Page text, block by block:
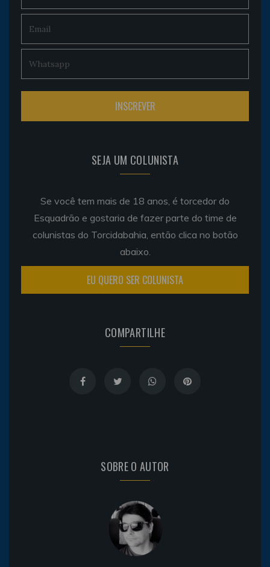
SEJA UM COLUNISTA
Se você tem mais de 18 anos, é torcedor do
Esquadrão e gostaria de fazer parte do time de
colunistas do Torcidabahia, então clica no botão
abaixo.
EU QUERO SER COLUNISTA
COMPARTILHE
SOBRE O AUTOR